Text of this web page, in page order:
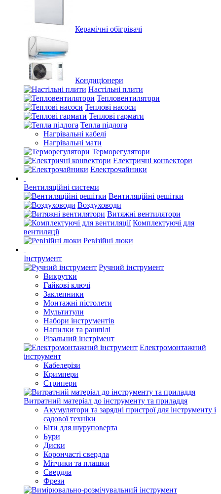
Керамічні обігрівачі
Кондиціонери
Настільні плити
Тепловентилятори
Теплові насоси
Теплові гармати
Тепла підлога
Нагрівальні кабелі
Нагрівальні мати
Терморегулятори
Електричні конвектори
Електрочайники
Вентиляційні системи
Вентиляційні решітки
Воздуховоди
Витяжні вентилятори
Комплектуючі для
вентиляції
Ревізійні люки
Інструмент
Ручний інструмент
Викрутки
Гайкові ключі
Заклепники
Монтажні пістолети
Мультитули
Набори інструментів
Напилки та рашпілі
Різальний інстрімент
Електромонтажний
інструмент
Кабелерізи
Кримпери
Стрипери
Витратний матеріал до інструменту та приладдя
Акумулятори та зарядні пристрої для інструменту і
садової техніки
Біти для шуруповерта
Бури
Диски
Корончасті свердла
Мітчики та плашки
Свердла
Фрези